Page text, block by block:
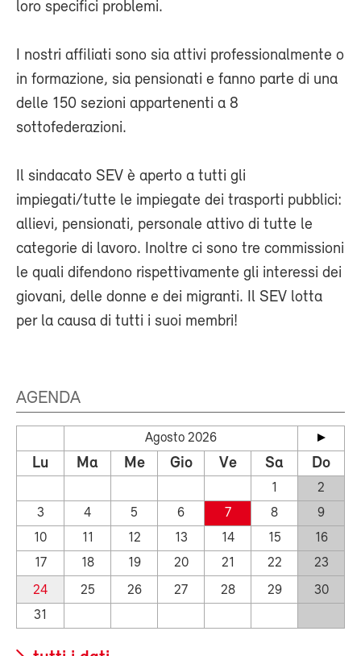
loro specifici problemi.
I nostri affiliati sono sia attivi professionalmente o
in formazione, sia pensionati e fanno parte di una
delle 150 sezioni appartenenti a 8
sottofederazioni.
Il sindacato SEV è aperto a tutti gli
impiegati/tutte le impiegate dei trasporti pubblici:
allievi, pensionati, personale attivo di tutte le
categorie di lavoro. Inoltre ci sono tre commissioni
le quali difendono rispettivamente gli interessi dei
giovani, delle donne e dei migranti. Il SEV lotta
per la causa di tutti i suoi membri!
AGENDA
Agosto 2026
Lu Ma Me Gio Ve Sa Do
1
2
3
4 5 6 7 8
9
10
11 12 13 14 15
16
17
18 19 20 21 22
23
24
25 26 27 28 29
30
31